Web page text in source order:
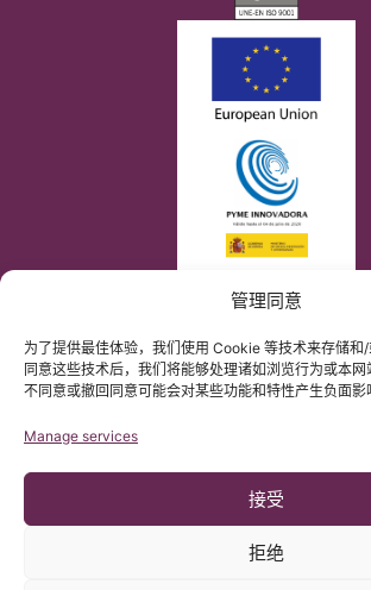
管理同意
为了提供最佳体验，我们使用 Cookie 等技术来存储和
同意这些技术后，我们将能够处理诸如浏览行为或本网
不同意或撤回同意可能会对某些功能和特性产生负面影
Manage services
接受
拒绝